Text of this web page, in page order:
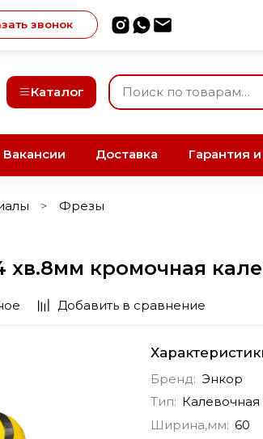
звонок
Каталог
Вакансии Доставка Гарантия
Фрезы
хв.8мм кромочная
Добавить в сравнение
Бренд: Энкор
Тип: Калевочная
Ширина,мм: 60